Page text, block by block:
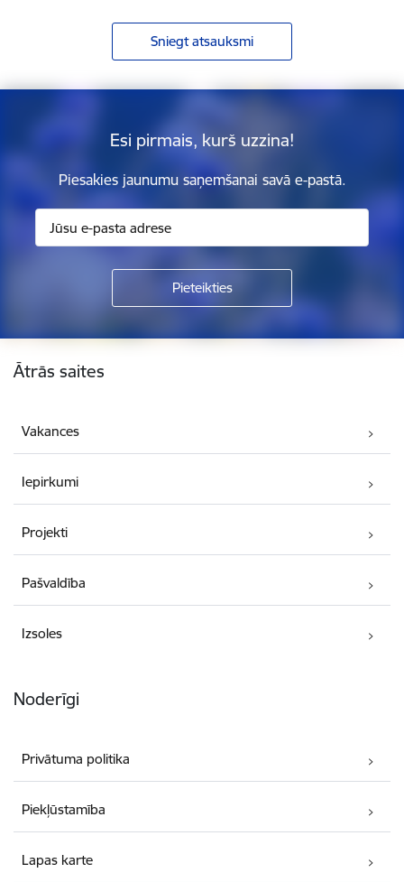
Sniegt atsauksmi
Esi pirmais, kurš uzzina!
Piesakies jaunumu saņemšanai savā e-pastā.
Kājene
Ātrās saites
Vakances
Iepirkumi
Projekti
Pašvaldība
Izsoles
Noderīgi
Privātuma politika
Piekļūstamība
Lapas karte